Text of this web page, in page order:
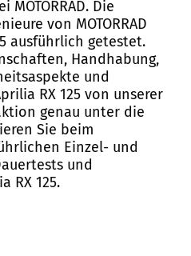
MOTORRAD. Die
von MOTORRAD
ausführlich getestet.
Handhabung,
und
RX 125 von unserer
genau unter die
Sie beim
Einzel- und
und
RX 125.